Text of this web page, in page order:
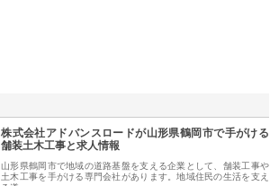
株式会社アドバンスロードが山形県鶴岡市で手がける
舗装土木工事と求人情報
山形県鶴岡市で地域の道路基盤を支える企業として、舗装工事や
土木工事を手がける専門会社があります。地域住民の生活を支え